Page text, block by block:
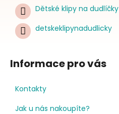
Dětské klipy na dudlíčky
detskeklipynadudlicky
Informace pro vás
Kontakty
Jak u nás nakoupíte?